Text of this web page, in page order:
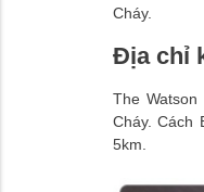
Cháy.
Địa chỉ
The
Cháy. Cách
5km.